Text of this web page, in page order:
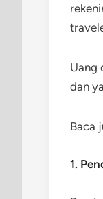
Uang
dan
Baca
1.